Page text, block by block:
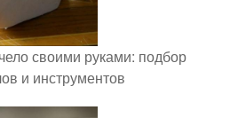
своими руками: подбор
и инструментов